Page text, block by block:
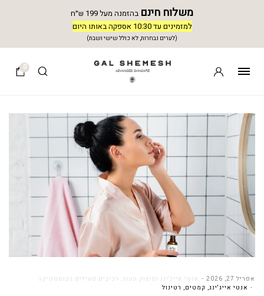
משלוח חינם בהזמנה מעל 199 ש״ח
למזמינים עד 10:30 אספקה באותו היום
(לערים נבחרות, לא כולל שישי ושבת)
0
אפריל 27, 2026 אנטי אייג'ינג ומיצוק העור, רכיבים פעילים בקוסמטיקה
אנטי אייג'ינג, קמטים, רטינול